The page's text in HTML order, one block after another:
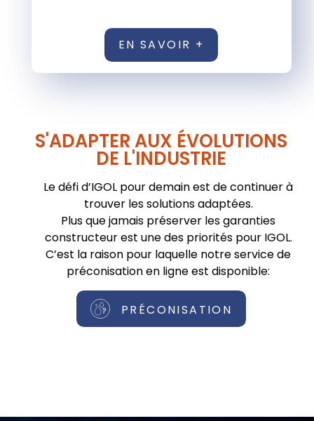
EN SAVOIR +
S'ADAPTER AUX ÉVOLUTIONS
DE L'INDUSTRIE
Le défi d’IGOL pour demain est de continuer à
trouver les solutions adaptées.
Plus que jamais préserver les garanties
constructeur est une des priorités pour IGOL.
C’est la raison pour laquelle notre service de
préconisation en ligne est disponible:
PRÉCONISATION